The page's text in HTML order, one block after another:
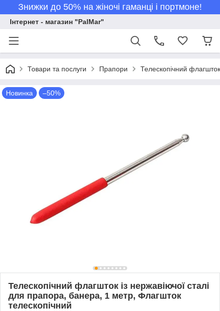
Знижки до 50% на жіночі гаманці і портмоне!
Інтернет - магазин "PalMar"
Товари та послуги Прапори Телескопічний
Новинка –50%
Телескопічний флагшток із нержавіючої сталі
для прапора, банера, 1 метр, Флагшток
телескопічний